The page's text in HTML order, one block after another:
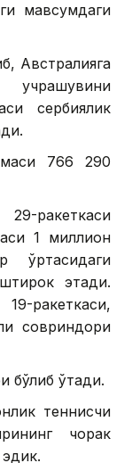
мавсумдаги
Австралияга
сербиялик
766 290
ракеткаси
1 миллион
ўртасидаги
этади.
ракеткаси,
совриндори
бўлиб ўтади.
теннисчи
чорак